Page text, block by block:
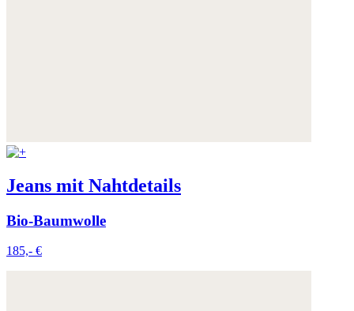
Jeans mit Nahtdetails
Bio-Baumwolle
185,- €